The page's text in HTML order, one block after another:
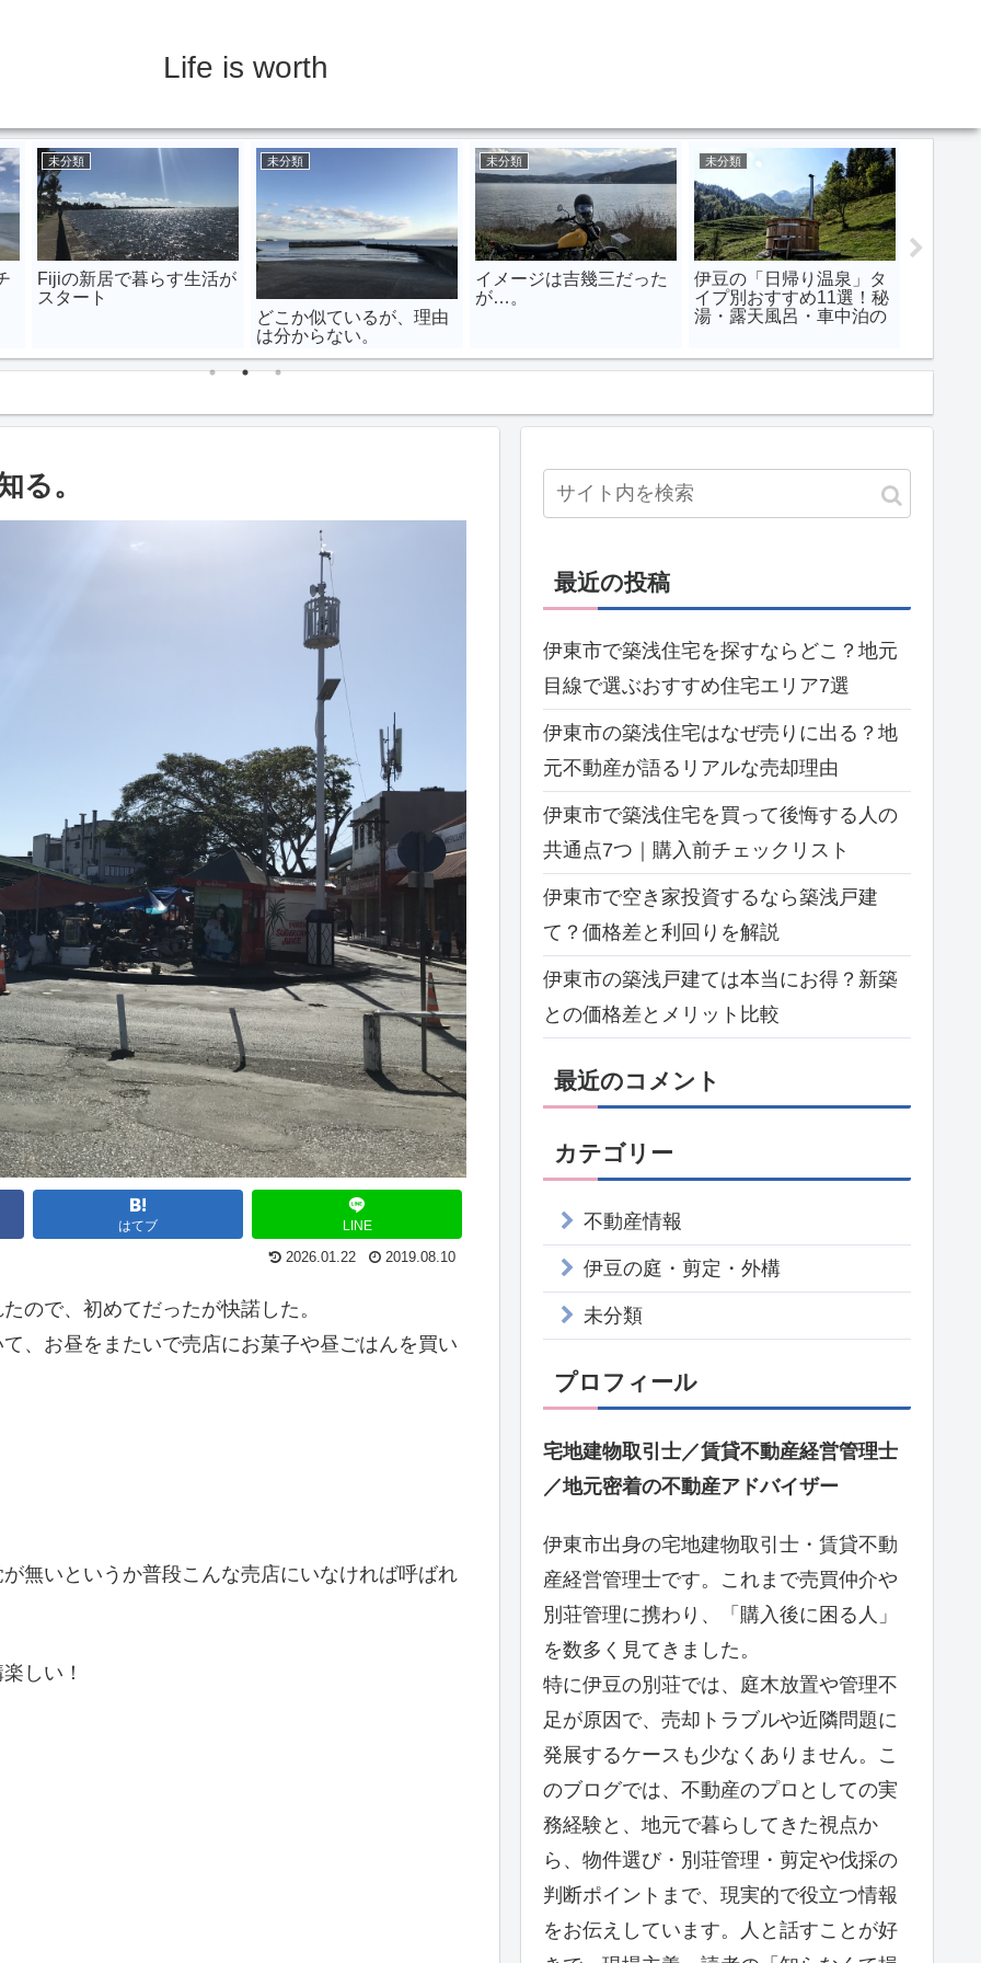
Life is worth
未分類
Fijiの新居で暮らす生活が
スタート
未分類
どこか似ているが、理由
は分からない。
未分類
イメージは吉幾三だった
が…。
未分類
伊豆の「日帰り温泉」タ
イプ別おすすめ11選！秘
湯・露天風呂・車中泊の
る。
はてブ LINE
2026.01.22 2019.08.10
ので、初めてだったが快諾した。
、お昼をまたいで売店にお菓子や昼ごはんを買い
無いというか普段こんな売店にいなければ呼ばれ
しい！
最近の投稿
伊東市で築浅住宅を探すならどこ？地元
目線で選ぶおすすめ住宅エリア7選
伊東市の築浅住宅はなぜ売りに出る？地
元不動産が語るリアルな売却理由
伊東市で築浅住宅を買って後悔する人の
共通点7つ｜購入前チェックリスト
伊東市で空き家投資するなら築浅戸建
て？価格差と利回りを解説
伊東市の築浅戸建ては本当にお得？新築
との価格差とメリット比較
最近のコメント
カテゴリー
不動産情報
伊豆の庭・剪定・外構
未分類
プロフィール
宅地建物取引士／賃貸不動産経営管理士
／地元密着の不動産アドバイザー
伊東市出身の宅地建物取引士・賃貸不動
産経営管理士です。これまで売買仲介や
別荘管理に携わり、「購入後に困る人」
を数多く見てきました。
特に伊豆の別荘では、庭木放置や管理不
足が原因で、売却トラブルや近隣問題に
発展するケースも少なくありません。こ
のブログでは、不動産のプロとしての実
務経験と、地元で暮らしてきた視点か
ら、物件選び・別荘管理・剪定や伐採の
判断ポイントまで、現実的で役立つ情報
をお伝えしています。人と話すことが好